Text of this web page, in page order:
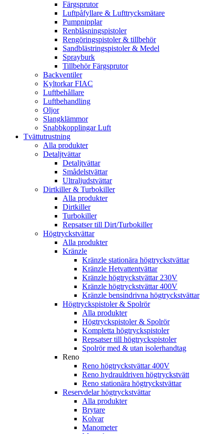
Färgsprutor
Luftpåfyllare & Lufttrycksmätare
Pumpnipplar
Renblåsningspistoler
Rengöringspistoler & tillbehör
Sandblästringspistoler & Medel
Sprayburk
Tillbehör Färgsprutor
Backventiler
Kyltorkar FIAC
Luftbehållare
Luftbehandling
Oljor
Slangklämmor
Snabbkopplingar Luft
Tvättutrustning
Alla produkter
Detaljtvättar
Detaljtvättar
Smådelstvättar
Ultraljudstvättar
Dirtkiller & Turbokiller
Alla produkter
Dirtkiller
Turbokiller
Repsatser till Dirt/Turbokiller
Högtryckstvättar
Alla produkter
Kränzle
Kränzle stationära högtryckstvättar
Kränzle Hetvattentvättar
Kränzle högtryckstvättar 230V
Kränzle högtryckstvättar 400V
Kränzle bensindrivna högtryckstvättar
Högtryckspistoler & Spolrör
Alla produkter
Högtryckspistoler & Spolrör
Kompletta högtryckspistoler
Repsatser till högtryckspistoler
Spolrör med & utan isolerhandtag
Reno
Reno högtryckstvättar 400V
Reno hydrauldriven högtryckstvätt
Reno stationära högtryckstvättar
Reservdelar högtryckstvättar
Alla produkter
Brytare
Kolvar
Manometer